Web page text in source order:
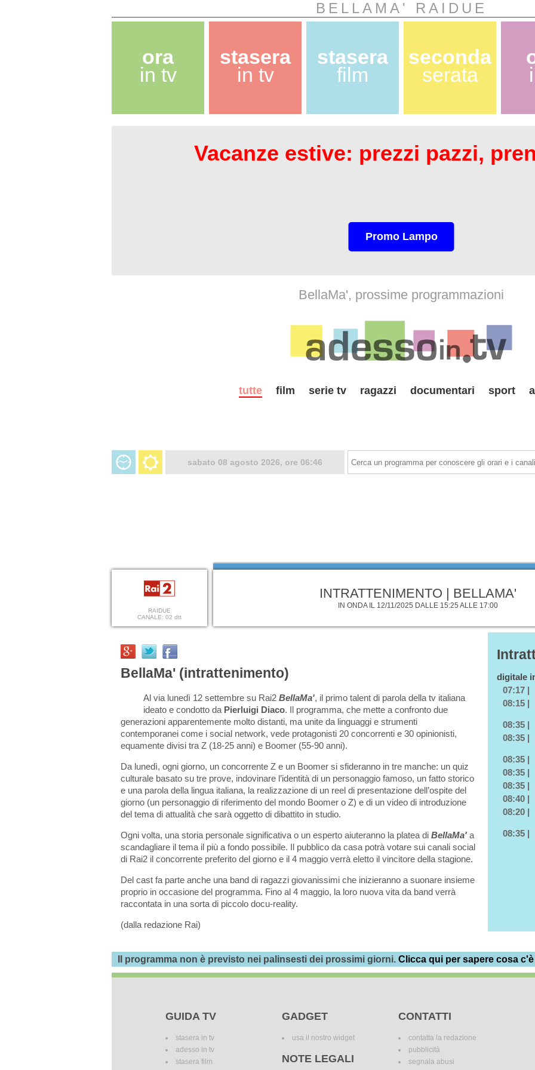
BELLAMA' RAIDUE
ora
in tv
stasera
in tv
stasera
film
seconda
serata
Vacanze estive: prezzi pazzi,
Promo Lampo
BellaMa', prossime programmazioni
tutte film serie tv ragazzi documentari sport
sabato 08 agosto 2026, ore 06:46
RAIDUE
CANALE: 02 dtt
INTRATTENIMENTO | BELLAMA'
IN ONDA IL 12/11/2025 DALLE 15:25 ALLE 17:00
BellaMa' (intrattenimento)
Al via lunedì 12 settembre su Rai2 BellaMa', il primo talent di parola della tv italiana
ideato e condotto da Pierluigi Diaco. Il programma, che mette a confronto due
generazioni apparentemente molto distanti, ma unite da linguaggi e strumenti
contemporanei come i social network, vede protagonisti 20 concorrenti e 30 opinionisti,
equamente divisi tra Z (18-25 anni) e Boomer (55-90 anni).
Da lunedì, ogni giorno, un concorrente Z e un Boomer si sfideranno in tre manche: un quiz
culturale basato su tre prove, indovinare l’identità di un personaggio famoso, un fatto storico
e una parola della lingua italiana, la realizzazione di un reel di presentazione dell’ospite del
giorno (un personaggio di riferimento del mondo Boomer o Z) e di un video di introduzione
del tema di attualità che sarà oggetto di dibattito in studio.
Ogni volta, una storia personale significativa o un esperto aiuteranno la platea di BellaMa' a
scandagliare il tema il più a fondo possibile. Il pubblico da casa potrà votare sui canali social
di Rai2 il concorrente preferito del giorno e il 4 maggio verrà eletto il vincitore della stagione.
Del cast fa parte anche una band di ragazzi giovanissimi che inizieranno a suonare insieme
proprio in occasione del programma. Fino al 4 maggio, la loro nuova vita da band verrà
raccontata in una sorta di piccolo docu-reality.
(dalla redazione Rai)
digitale
07:17 |
08:15 |
08:35 |
08:35 |
08:35 |
08:35 |
08:35 |
08:40 |
08:20 |
08:35 |
Il programma non è previsto nei palinsesti dei prossimi giorni. Clicca qui per sapere cosa
GUIDA TV
stasera in tv
adesso in tv
stasera film
GADGET
usa il nostro widget
NOTE LEGALI
CONTATTI
contatta la redazione
pubblicità
segnala abusi